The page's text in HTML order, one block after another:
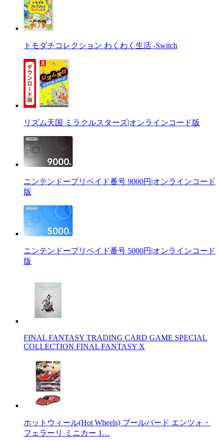
トモダチコレクション わくわく生活 -Switch
リズム天国 ミラクルスターズ|オンラインコード版
ニンテンドープリペイド番号 9000円|オンラインコード
版
ニンテンドープリペイド番号 5000円|オンラインコード
版
FINAL FANTASY TRADING CARD GAME SPECIAL
COLLECTION FINAL FANTASY X
ホットウィール(Hot Wheels) ブールバード エンツォ・
フェラーリ ミニカー 1…